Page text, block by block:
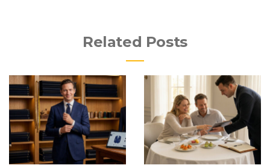
Related Posts